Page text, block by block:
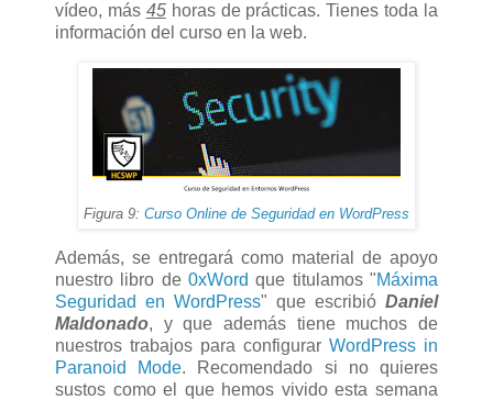
vídeo, más 45horas de prácticas. Tienes toda la
información del curso en la web.
Figura 9: Curso Online de Seguridad en WordPress
Además, se entregará como material de apoyo
nuestro libro de 0xWord que titulamos "Máxima
Seguridad en WordPress" que escribió Daniel
Maldonado, y que además tiene muchos de
nuestros trabajos para configurar WordPress in
Paranoid Mode. Recomendado si no quieres
sustos como el que hemos vivido esta semana